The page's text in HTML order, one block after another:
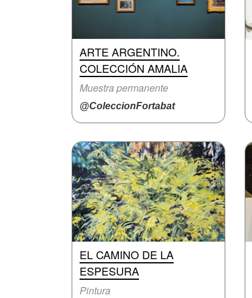
ARTE ARGENTINO.
COLECCIÓN AMALIA
Muestra permanente
@ColeccionFortabat
EL CAMINO DE LA
ESPESURA
Pintura